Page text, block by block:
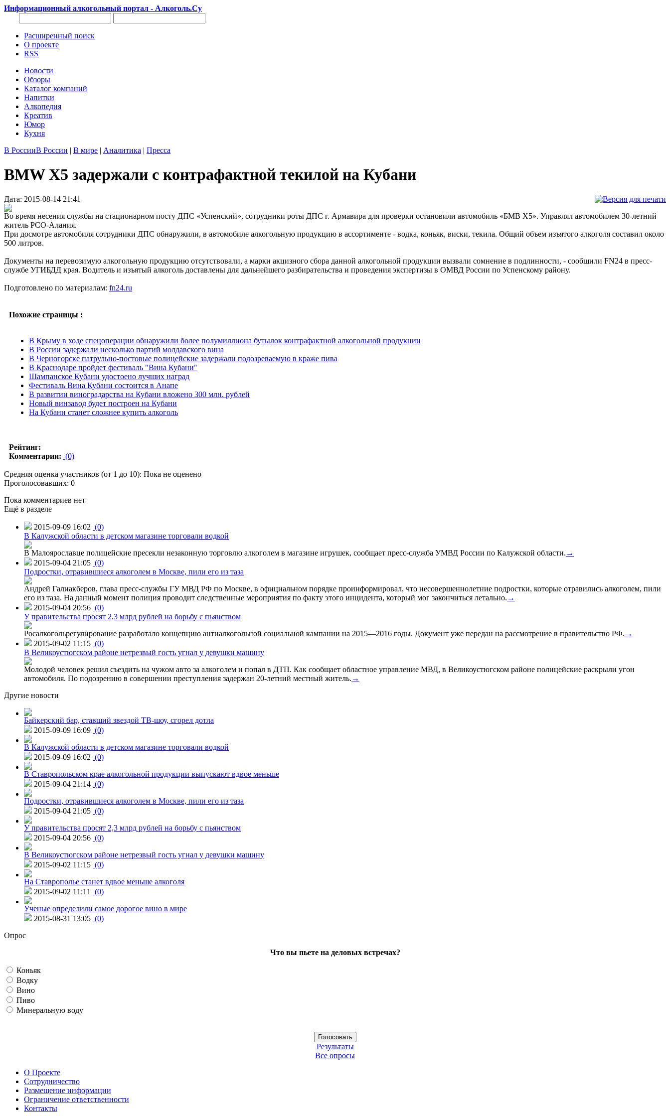
Информационный алкогольный портал - Алкоголь.Су
Расширенный поиск
О проекте
RSS
Новости
Обзоры
Каталог компаний
Напитки
Алкопедия
Креатив
Юмор
Кухня
В РоссииВ России | В мире | Аналитика | Пресса
BMW X5 задержали с контрафактной текилой на Кубани
Дата: 2015-08-14 21:41
Во время несения службы на стационарном посту ДПС «Успенский», сотрудники роты ДПС г. Армавира для проверки остановили автомобиль «БМВ Х5». Управлял автомобилем 30-летний
житель РСО-Алания.
При досмотре автомобиля сотрудники ДПС обнаружили, в автомобиле алкогольную продукцию в ассортименте - водка, коньяк, виски, текила. Общий объем изъятого алкоголя составил около
500 литров.
Документы на перевозимую алкогольную продукцию отсутствовали, а марки акцизного сбора данной алкогольной продукции вызвали сомнение в подлинности, - сообщили FN24 в пресс-
службе УГИБДД края. Водитель и изъятый алкоголь доставлены для дальнейшего разбирательства и проведения экспертизы в ОМВД России по Успенскому району.
Подготовлено по материалам: fn24.ru
Похожие страницы :
В Крыму в ходе спецоперации обнаружили более полумиллиона бутылок контрафактной алкогольной продукции
В России задержали несколько партий молдавского вина
В Черногорске патрульно-постовые полицейские задержали подозреваемую в краже пива
В Краснодаре пройдет фестиваль "Вина Кубани"
Шампанское Кубани удостоено лучших наград
Фестиваль Вина Кубани состоится в Анапе
В развитии виноградарства на Кубани вложено 300 млн. рублей
Новый винзавод будет построен на Кубани
На Кубани станет сложнее купить алкоголь
Рейтинг:
Комментарии: (0)
Средняя оценка участников (от 1 до 10): Пока не оценено
Проголосовавших: 0
Пока комментариев нет
Ещё в разделе
2015-09-09 16:02 (0)
В Калужской области в детском магазине торговали водкой
В Малоярославце полицейские пресекли незаконную торговлю алкоголем в магазине игрушек, сообщает пресс-служба УМВД России по Калужской области. →
2015-09-04 21:05 (0)
Подростки, отравившиеся алкоголем в Москве, пили его из таза
Андрей Галиакберов, глава пресс-службы ГУ МВД РФ по Москве, в официальном порядке проинформировал, что несовершеннолетние подростки, которые отравились алкоголем, пили
его из таза. На данный момент полиция проводит следственные мероприятия по факту этого инцидента, который мог закончиться летально. →
2015-09-04 20:56 (0)
У правительства просят 2,3 млрд рублей на борьбу с пьянством
Росалкогольрегулирование разработало концепцию антиалкогольной социальной кампании на 2015—2016 годы. Документ уже передан на рассмотрение в правительство РФ. →
2015-09-02 11:15 (0)
В Великоустюгском районе нетрезвый гость угнал у девушки машину
Молодой человек решил съездить на чужом авто за алкоголем и попал в ДТП. Как сообщает областное управление МВД, в Великоустюгском районе полицейские раскрыли угон
автомобиля. По подозрению в совершении преступления задержан 20-летний местный житель. →
Другие новости
Байкерский бар, ставший звездой ТВ-шоу, сгорел дотла
2015-09-09 16:09 (0)
В Калужской области в детском магазине торговали водкой
2015-09-09 16:02 (0)
В Ставропольском крае алкогольной продукции выпускают вдвое меньше
2015-09-04 21:14 (0)
Подростки, отравившиеся алкоголем в Москве, пили его из таза
2015-09-04 21:05 (0)
У правительства просят 2,3 млрд рублей на борьбу с пьянством
2015-09-04 20:56 (0)
В Великоустюгском районе нетрезвый гость угнал у девушки машину
2015-09-02 11:15 (0)
На Ставрополье станет вдвое меньше алкоголя
2015-09-02 11:11
(0)
Ученые определили самое дорогое вино в мире
2015-08-31 13:05 (0)
Опрос
Что вы пьете на деловых встречах?
Коньяк
Водку
Вино
Пиво
Минеральную воду
Результаты
Все опросы
О Проекте
Сотрудничество
Размещение информации
Ограничение ответственности
Контакты